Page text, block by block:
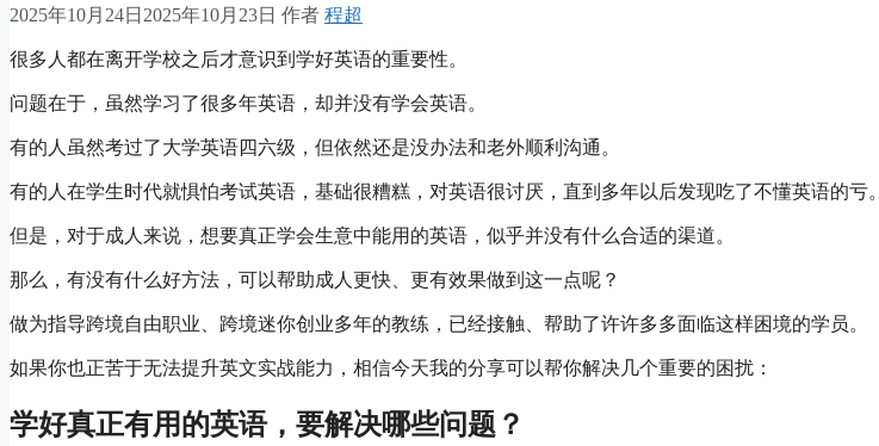
2025年10月24日 2025年10月23日 作者 程超
很多人都在离开学校之后才意识到学好英语的重要性。
问题在于，虽然学习了很多年英语，却并没有学会英语。
有的人虽然考过了大学英语四六级，但依然还是没办法和老外顺利沟通。
有的人在学生时代就惧怕考试英语，基础很糟糕，对英语很讨厌，直到多年以后发现吃了不懂英语的亏。
但是，对于成人来说，想要真正学会生意中能用的英语，似乎并没有什么合适的渠道。
那么，有没有什么好方法，可以帮助成人更快、更有效果做到这一点呢？
做为指导跨境自由职业、跨境迷你创业多年的教练，已经接触、帮助了许许多多面临这样困境的学员。
如果你也正苦于无法提升英文实战能力，相信今天我的分享可以帮你解决几个重要的困扰：
学好真正有用的英语，要解决哪些问题？